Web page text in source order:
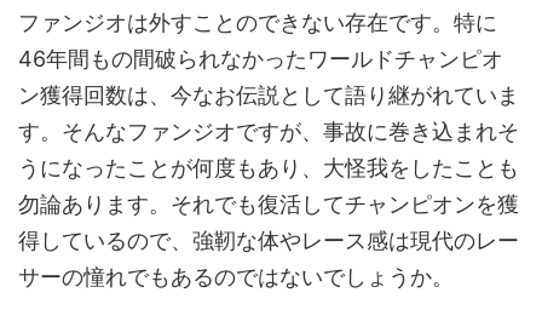
ファンジオは外すことのできない存在です。特に
46年間もの間破られなかったワールドチャンピオ
ン獲得回数は、今なお伝説として語り継がれていま
す。そんなファンジオですが、事故に巻き込まれそ
うになったことが何度もあり、大怪我をしたことも
勿論あります。それでも復活してチャンピオンを獲
得しているので、強靭な体やレース感は現代のレー
サーの憧れでもあるのではないでしょうか。